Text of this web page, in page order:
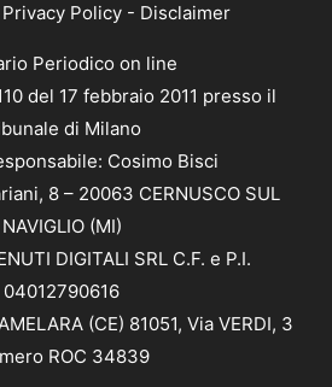
Privacy Policy- Disclaimer
Periodico on line
del 17 febbraio 2011 presso il
di Milano
Cosimo Bisci
8 – 20063 CERNUSCO SUL
NAVIGLIO (MI)
DIGITALI SRL C.F. e P.I.
04012790616
(CE) 81051, Via VERDI, 3
ROC 34839